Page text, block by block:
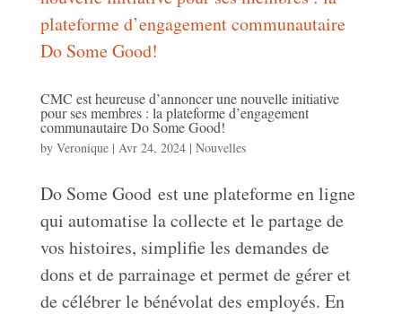
CMC est heureuse d’annoncer une nouvelle initiative
pour ses membres : la plateforme d’engagement
communautaire Do Some Good!
by Veronique| Avr 24, 2024| Nouvelles
Do Some Good est une plateforme en ligne
qui automatise la collecte et le partage de
vos histoires, simplifie les demandes de
dons et de parrainage et permet de gérer et
de célébrer le bénévolat des employés. En